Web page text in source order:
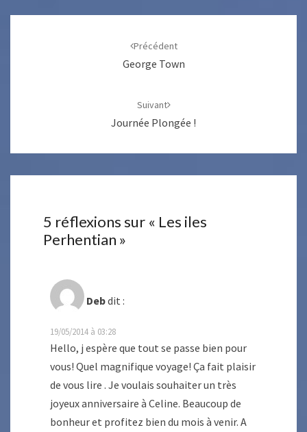
Précédent
George Town
Suivant
Journée Plongée !
5 réflexions sur « Les iles
Perhentian »
Debdit :
19/05/2014 à 03:28
Hello, j espère que tout se passe bien pour
vous! Quel magnifique voyage! Ça fait plaisir
de vous lire . Je voulais souhaiter un très
joyeux anniversaire à Celine. Beaucoup de
bonheur et profitez bien du mois à venir. A